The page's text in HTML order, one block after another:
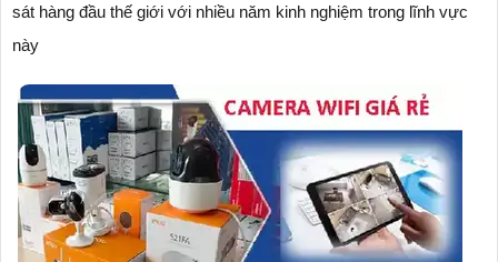
sát hàng đầu thế giới với nhiều năm kinh nghiệm trong lĩnh vực
này